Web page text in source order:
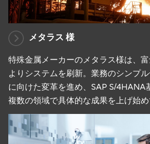
メタラス 様
特殊金属メーカーのメタラス様は、
よりシステムを刷新。業務のシンプ
に向けた変革を進め、SAP S/4HANA
複数の領域で具体的な成果を上げ始め